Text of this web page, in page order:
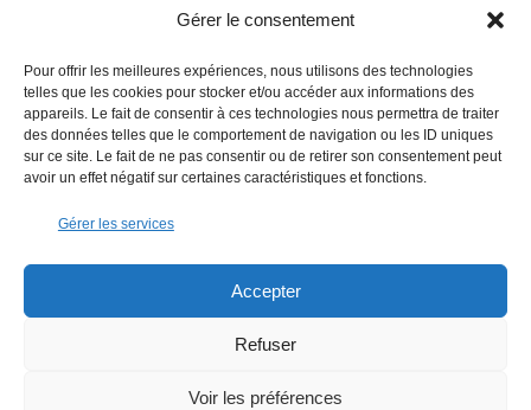
Gérer le consentement
Pour offrir les meilleures expériences, nous utilisons des technologies
telles que les cookies pour stocker et/ou accéder aux informations des
appareils. Le fait de consentir à ces technologies nous permettra de traiter
des données telles que le comportement de navigation ou les ID uniques
sur ce site. Le fait de ne pas consentir ou de retirer son consentement peut
avoir un effet négatif sur certaines caractéristiques et fonctions.
Gérer les services
Accepter
Refuser
Voir les préférences
Donner
Vos obligations
informations données sur ce site le sont à titre indicatif et la
ne saurait être engagée. Il appartient au visiteur de suivre
Contact